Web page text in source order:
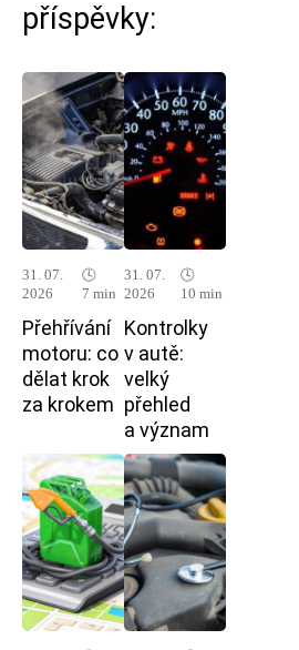
příspěvky:
31. 07.
2026
🕓
7 min
Přehřívání
motoru: co
dělat krok
za krokem
31. 07.
2026
🕓
10 min
Kontrolky
v autě:
velký
přehled
a význam